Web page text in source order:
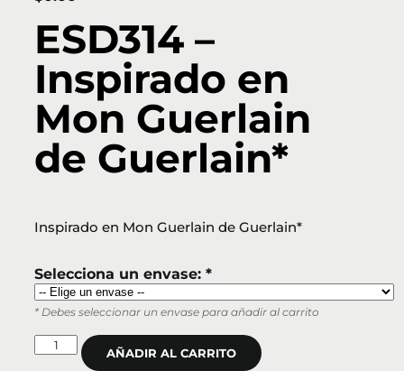
ESD314 –
Inspirado en
Mon Guerlain
de Guerlain*
Inspirado en Mon Guerlain de Guerlain*
Selecciona un envase: *
* Debes seleccionar un envase para añadir al carrito
AÑADIR AL CARRITO